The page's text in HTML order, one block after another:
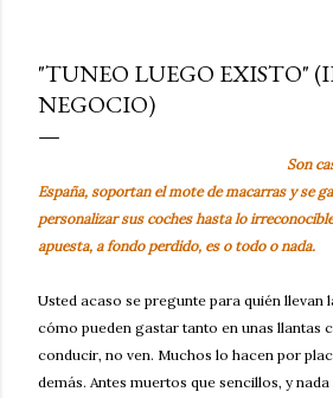
"TUNEO LUEGO EXISTO"
NEGOCIO)
Son
España, soportan el mote de macarras y se
personalizar sus coches hasta lo
apuesta, a fondo perdido, es o todo o nada.
Usted acaso se pregunte para quién llevan
cómo pueden gastar tanto en unas llantas
conducir, no ven. Muchos lo hacen por
demás. Antes muertos que sencillos, y